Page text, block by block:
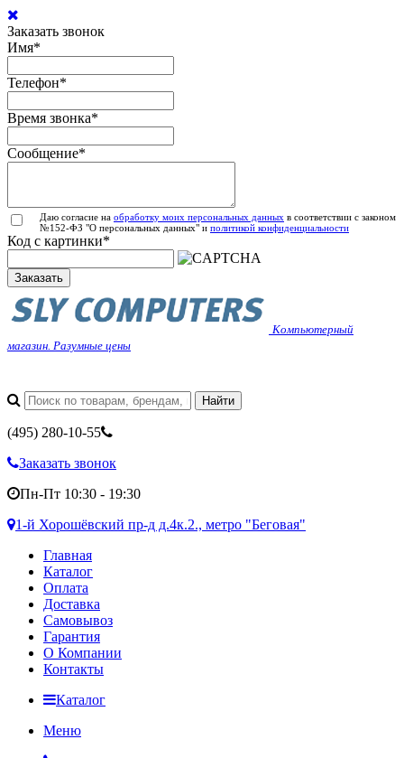
Заказать звонок
Имя*
Телефон*
Время звонка*
Сообщение*
Даю согласие на обработку моих персональных данных в соответствии с законом
№152-ФЗ "О персональных данных" и политикой конфиденциальности
Код с картинки*
Заказать
Компьютерный
магазин. Разумные цены
(495) 280-10-55
Заказать звонок
Пн-Пт 10:30 - 19:30
1-й Хорошёвский пр-д д.4к.2., метро "Беговая"
Главная
Каталог
Оплата
Доставка
Самовывоз
Гарантия
О Компании
Контакты
Каталог
Меню